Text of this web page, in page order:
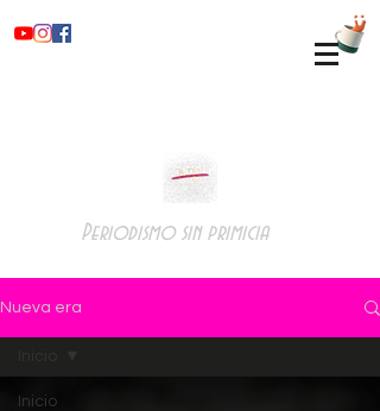
Periodismo sin primicia
Nueva era
Inicio